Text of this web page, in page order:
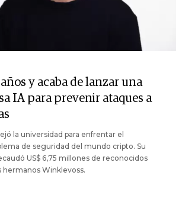
y acaba de lanzar una
IA para prevenir ataques a
la universidad para enfrentar el
de seguridad del mundo cripto. Su
US$ 6,75 millones de reconocidos
Winklevoss.